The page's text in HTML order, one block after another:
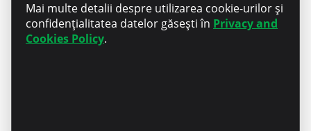
Sunt client Microinvest
Nu sunt client Microinvest
Mai multe detalii despre utilizarea cookie-urilor și
confidențialitatea datelor găsești în Privacy and
Cookies Policy.